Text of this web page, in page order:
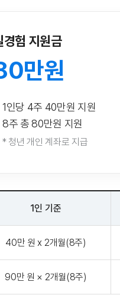
경험 지원금
만원
1인당 4주 40만원 지원
8주 총 80만원 지원
* 청년 개인 계좌로 지급
1인 기준
40만 원 x 2개월(8주)
90만 원 × 2개월(8주)